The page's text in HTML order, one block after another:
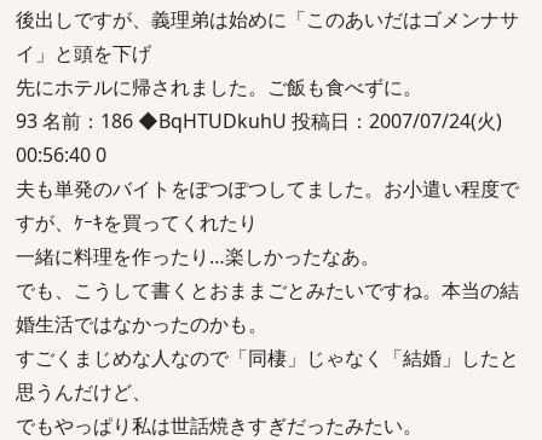
後出しですが、義理弟は始めに「このあいだはゴメンナサ
イ」と頭を下げ
先にホテルに帰されました。ご飯も食べずに。
93 名前：186 ◆BqHTUDkuhU 投稿日：2007/07/24(火)
00:56:40 0
夫も単発のバイトをぽつぽつしてました。お小遣い程度で
すが、ｹｰｷを買ってくれたり
一緒に料理を作ったり…楽しかったなあ。
でも、こうして書くとおままごとみたいですね。本当の結
婚生活ではなかったのかも。
すごくまじめな人なので「同棲」じゃなく「結婚」したと
思うんだけど、
でもやっぱり私は世話焼きすぎだったみたい。